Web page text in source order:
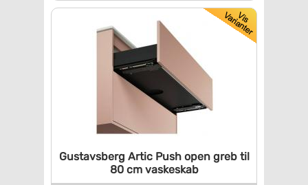
Gustavsberg Artic Push opengreb til
80 cm vaskeskab